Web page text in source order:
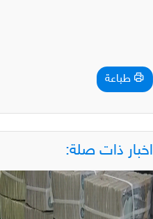
طباعة
اخبار ذات صلة: